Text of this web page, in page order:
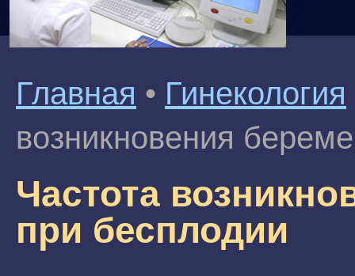
Главная • Гинекология
возникновения
Частота
при бесплодии